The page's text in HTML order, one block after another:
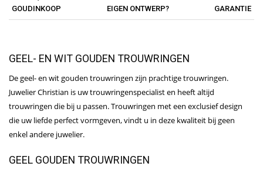
GOUDINKOOP EIGEN ONTWERP? GARANTIE
GEEL- EN WIT GOUDEN TROUWRINGEN
De geel- en wit gouden trouwringen zijn prachtige trouwringen.
Juwelier Christian is uw trouwringenspecialist en heeft altijd
trouwringen die bij u passen. Trouwringen met een exclusief design
die uw liefde perfect vormgeven, vindt u in deze kwaliteit bij geen
enkel andere juwelier.
GEEL GOUDEN TROUWRINGEN